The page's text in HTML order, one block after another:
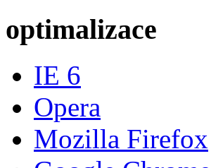
optimalizace
IE 6
Opera
Mozilla Firefox